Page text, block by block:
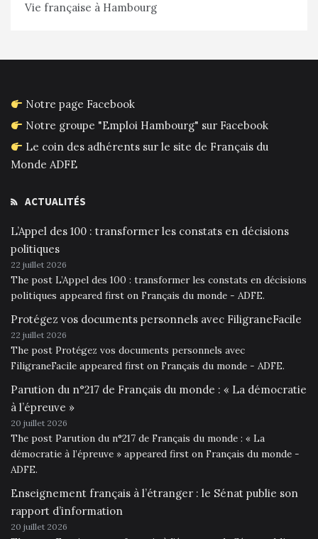
Vie française à Hambourg
Notre page Facebook
Notre groupe "Emploi Hambourg" sur Facebook
Le coin des adhérents sur le site de Français du
Monde ADFE
ACTUALITÉS
L’Appel des 100 : transformer les constats en décisions
politiques
22 juillet 2026
The post L’Appel des 100 : transformer les constats en décisions
politiques appeared first on Français du monde - ADFE.
Protégez vos documents personnels avec FiligraneFacile
22 juillet 2026
The post Protégez vos documents personnels avec
FiligraneFacile appeared first on Français du monde - ADFE.
Parution du n°217 de Français du monde : « La démocratie
à l’épreuve »
20 juillet 2026
The post Parution du n°217 de Français du monde : « La
démocratie à l’épreuve » appeared first on Français du monde -
ADFE.
Enseignement français à l’étranger : le Sénat publie son
rapport d’information
20 juillet 2026